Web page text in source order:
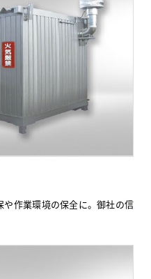
作業環境の保全に。御社の信